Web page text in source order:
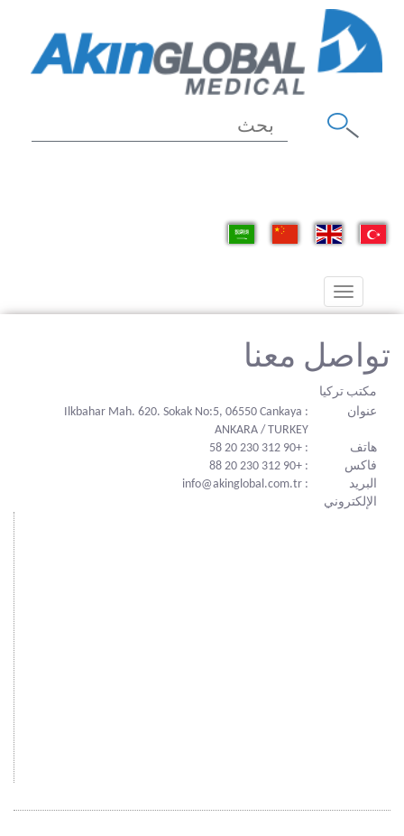
Toggle
navigation
تواصل معنا
مكتب تركيا
عنوان
: Ilkbahar Mah. 620. Sokak No:5, 06550 Cankaya
ANKARA / TURKEY
هاتف
: +90 312 230 20 58
فاكس
: +90 312 230 20 88
البريد
الإلكتروني
: info@akinglobal.com.tr